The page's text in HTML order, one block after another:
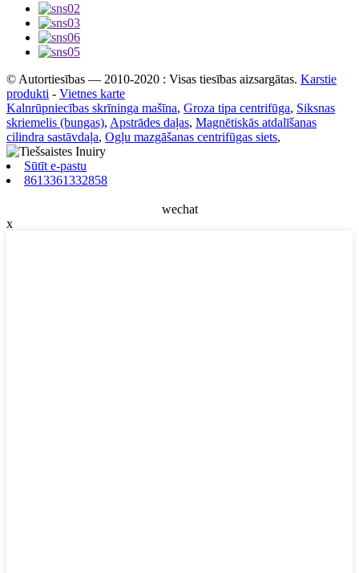
© Autortiesības — 2010-2020 : Visas tiesības aizsargātas. Karstie
produkti - Vietnes karte
Kalnrūpniecības skrīninga mašīna, Groza tipa centrifūga, Siksnas
skriemelis (bungas), Apstrādes daļas, Magnētiskās atdalīšanas
cilindra sastāvdaļa, Ogļu mazgāšanas centrifūgas siets,
Sūtīt e-pastu
8613361332858
wechat
x